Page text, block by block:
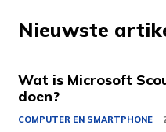
Nieuwste
Wat is Microsoft
doen?
COMPUTER EN SMARTPHONE